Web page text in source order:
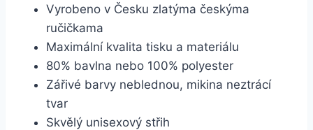
Vyrobeno v Česku zlatýma českýma
ručičkama
Maximální kvalita tisku a materiálu
80% bavlna nebo 100% polyester
Zářivé barvy neblednou, mikina neztrácí
tvar
Skvělý unisexový střih